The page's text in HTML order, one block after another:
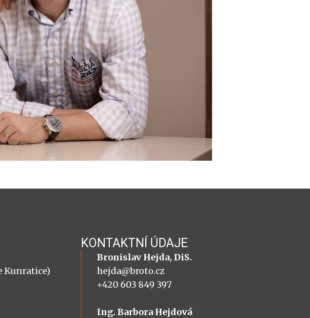
Kunratice)
KONTAKTNÍ ÚDAJE
Bronislav Hejda, DiS.
hejda@broto.cz
+420 603 849 397
Ing. Barbora Hejdová